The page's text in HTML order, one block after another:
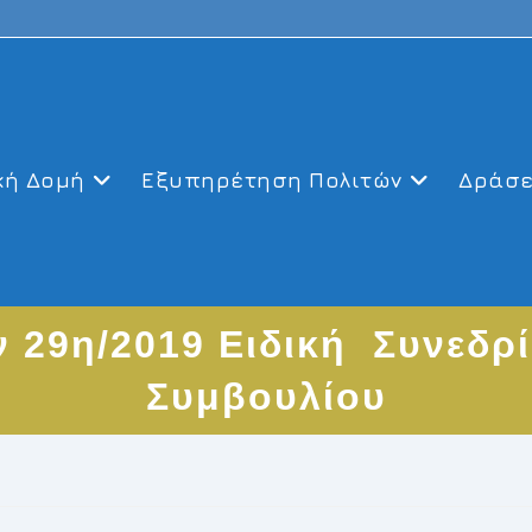
Δομή Εξυπηρέτηση Πολιτών
2019 Ειδική
Συμβουλίου